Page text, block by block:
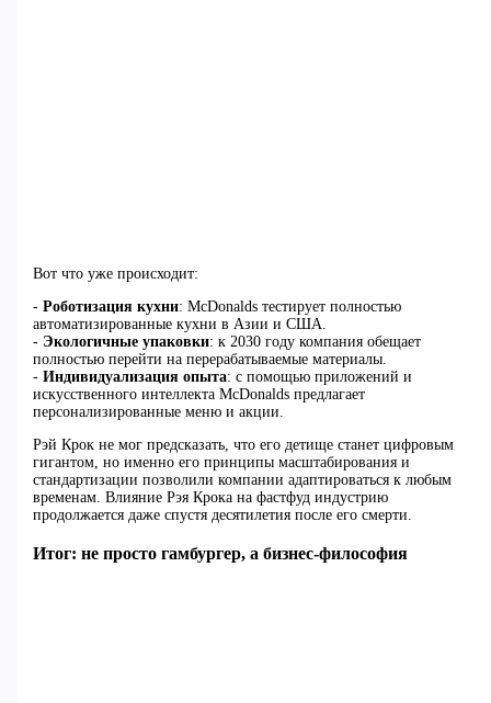
Вот что уже происходит:
- Роботизация кухни: McDonalds тестирует полностью
автоматизированные кухни в Азии и США.
- Экологичные упаковки: к 2030 году компания обещает
полностью перейти на перерабатываемые материалы.
- Индивидуализация опыта: с помощью приложений и
искусственного интеллекта McDonalds предлагает
персонализированные меню и акции.
Рэй Крок не мог предсказать, что его детище станет цифровым
гигантом, но именно его принципы масштабирования и
стандартизации позволили компании адаптироваться к любым
временам. Влияние Рэя Крока на фастфуд индустрию
продолжается даже спустя десятилетия после его смерти.
Итог: не просто гамбургер, а бизнес-философия